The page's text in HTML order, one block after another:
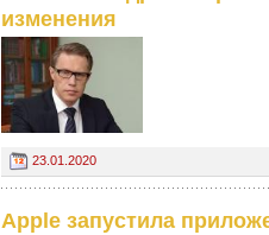
изменения
23.01.2020
Apple запустила